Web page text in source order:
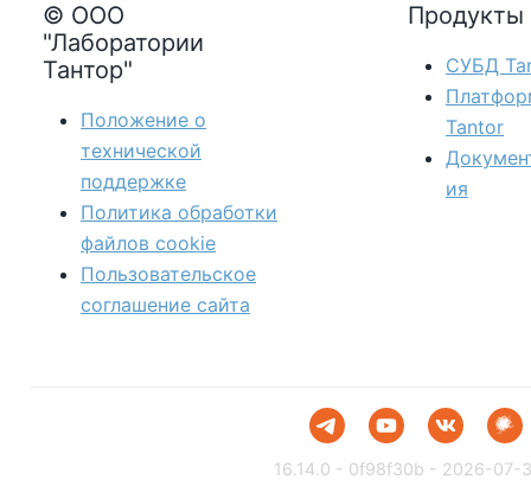
© ООО
"Лаборатории
Тантор"
Положение о
технической
поддержке
Политика обработки
файлов сookie
Пользовательское
соглашение сайта
Продукты
СУБД
Tantor
ия
16.14.0 - 0f98f30b - 2026-07-